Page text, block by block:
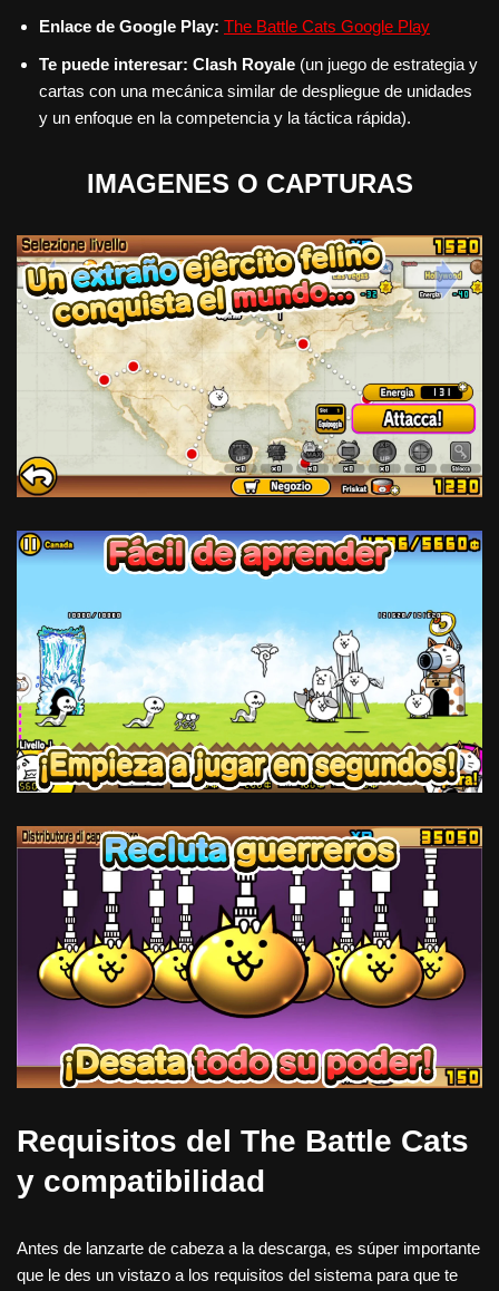
Enlace de Google Play: The Battle Cats Google Play
Te puede interesar: Clash Royale (un juego de estrategia y
cartas con una mecánica similar de despliegue de unidades
y un enfoque en la competencia y la táctica rápida).
IMAGENES O CAPTURAS
Requisitos del The Battle Cats
y compatibilidad
Antes de lanzarte de cabeza a la descarga, es súper importante
que le des un vistazo a los requisitos del sistema para que te